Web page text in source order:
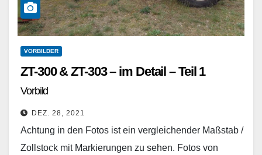
VORBILDER
ZT-300 & ZT-303 – im Detail – Teil 1
Vorbild
DEZ. 28, 2021
Achtung in den Fotos ist ein vergleichender Maßstab /
Zollstock mit Markierungen zu sehen. Fotos von